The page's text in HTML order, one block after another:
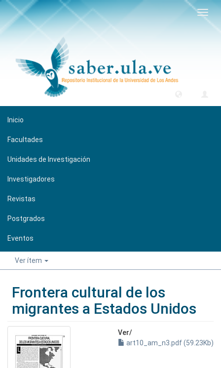
Inicio
Facultades
Unidades de Investigación
Investigadores
Revistas
Postgrados
Eventos
Ver ítem
Frontera cultural de los
migrantes a Estados Unidos
Ver/
art10_am_n3.pdf (59.23Kb)